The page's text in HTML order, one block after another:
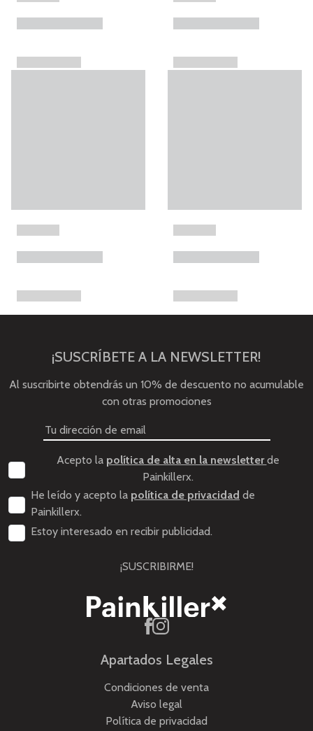
¡SUSCRÍBETE A LA NEWSLETTER!
Al suscribirte obtendrás un 10% de descuento no acumulable
con otras promociones
Acepto la política de alta en la newsletterde
Painkillerx.
He leído y acepto la política de privacidad de
Painkillerx.
Estoy interesado en recibir publicidad.
¡SUSCRIBIRME!
Apartados Legales
Condiciones de venta
Aviso legal
Política de privacidad